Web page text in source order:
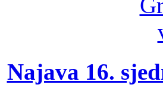
Najava 16.